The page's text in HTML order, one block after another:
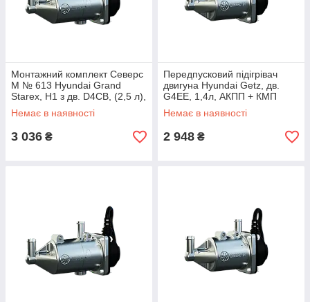
Монтажний комплект Северс
М № 613 Hyundai Grand
Starex, H1 з дв. D4CB, (2,5 л),
з МКПП і АКПП.
Немає в наявності
3 036 ₴
Передпусковий підігрівач
двигуна Hyundai Getz, дв.
G4EE, 1,4л, АКПП + КМП
0606
Немає в наявності
2 948 ₴